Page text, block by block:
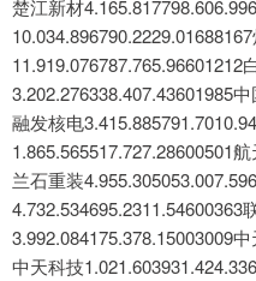
楚江新材
11.919.076787.765.96601212
3.202.276338.407.43601985
融发核电
1.865.565517.727.28600501
兰石重装
4.732.534695.2311.54600363
3.992.084175.378.15003009
中天科技